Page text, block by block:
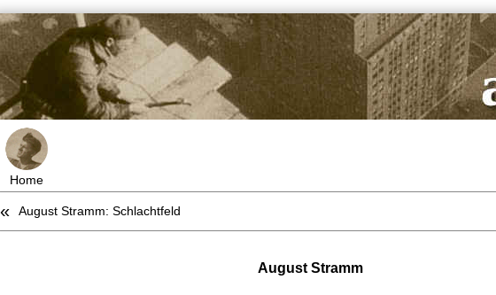
Home
« August Stramm: Schlachtfeld
August Stramm